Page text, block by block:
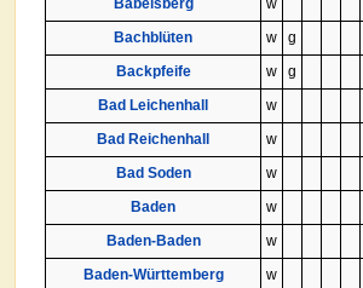
Babelsberg
w
Bachblüten
w
g
Backpfeife
w
g
Bad Leichenhall
w
Bad Reichenhall
w
Bad Soden
w
Baden
w
Baden-Baden
w
Baden-Württemberg
w